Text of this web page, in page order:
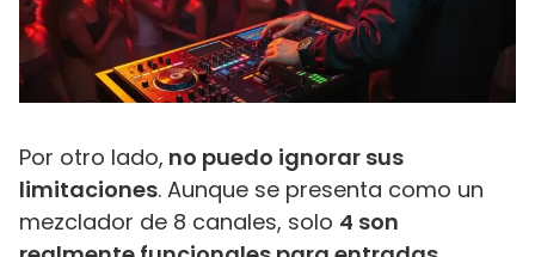
Por otro lado, no puedo ignorar sus
limitaciones. Aunque se presenta como un
mezclador de 8 canales, solo 4 son